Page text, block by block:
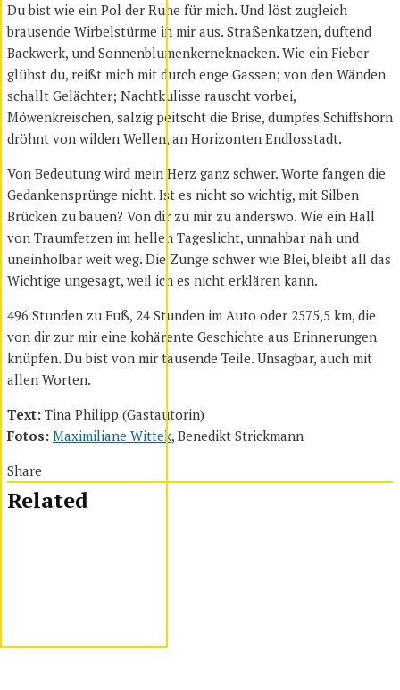
Du bist wie ein Pol der Ruhe für mich. Und löst zugleich
brausende Wirbelstürme in mir aus. Straßenkatzen, duftend
Backwerk, und Sonnenblumenkerneknacken. Wie ein Fieber
glühst du, reißt mich mit durch enge Gassen; von den Wänden
schallt Gelächter; Nachtkulisse rauscht vorbei,
Möwenkreischen, salzig peitscht die Brise, dumpfes Schiffshorn
dröhnt von wilden Wellen, an Horizonten Endlosstadt.
Von Bedeutung wird mein Herz ganz schwer. Worte fangen die
Gedankensprünge nicht. Ist es nicht so wichtig, mit Silben
Brücken zu bauen? Von dir zu mir zu anderswo. Wie ein Hall
von Traumfetzen im hellen Tageslicht, unnahbar nah und
uneinholbar weit weg. Die Zunge schwer wie Blei, bleibt all das
Wichtige ungesagt, weil ich es nicht erklären kann.
496 Stunden zu Fuß, 24 Stunden im Auto oder 2575,5 km, die
von dir zur mir eine kohärente Geschichte aus Erinnerungen
knüpfen. Du bist von mir tausende Teile. Unsagbar, auch mit
allen Worten.
Text: Tina Philipp (Gastautorin)
Fotos: Maximiliane Wittek, Benedikt Strickmann
Share
Related